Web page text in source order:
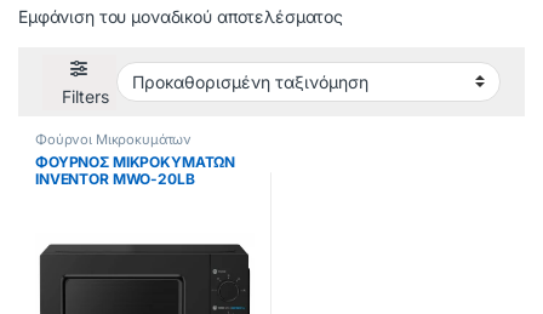
Εμφάνιση του μοναδικού αποτελέσματος
Filters
Φούρνοι Μικροκυμάτων
ΦΟΥΡΝΟΣ ΜΙΚΡΟΚΥΜΑΤΩΝ
INVENTOR MWO-20LB